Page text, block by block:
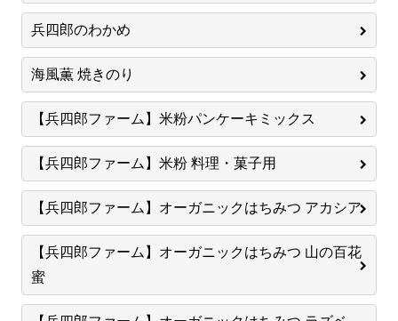
兵四郎のわかめ
海風薫 焼きのり
【兵四郎ファーム】米粉パンケーキミックス
【兵四郎ファーム】米粉 料理・菓子用
【兵四郎ファーム】オーガニックはちみつ アカシア
【兵四郎ファーム】オーガニックはちみつ 山の百花
蜜